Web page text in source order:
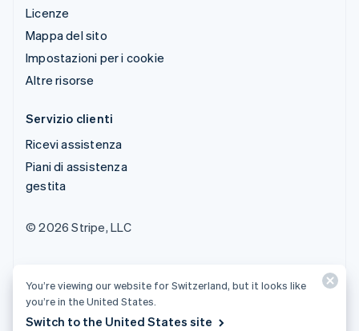
Licenze
Mappa del sito
Impostazioni per i cookie
Altre risorse
Servizio clienti
Ricevi assistenza
Piani di assistenza
gestita
© 2026 Stripe, LLC
You’re viewing our website for Switzerland, but it looks like
you’re in the United States.
Switch to the United States site